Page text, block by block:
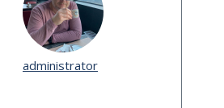
administrator